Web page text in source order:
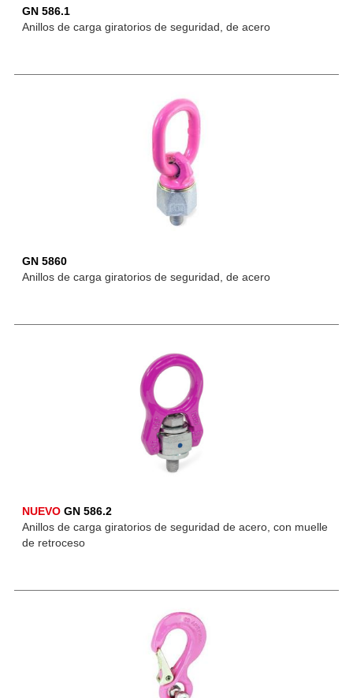
GN 586.1
Anillos de carga giratorios de seguridad, de acero
GN 5860
Anillos de carga giratorios de seguridad, de acero
NUEVO GN 586.2
Anillos de carga giratorios de seguridad de acero, con muelle
de retroceso